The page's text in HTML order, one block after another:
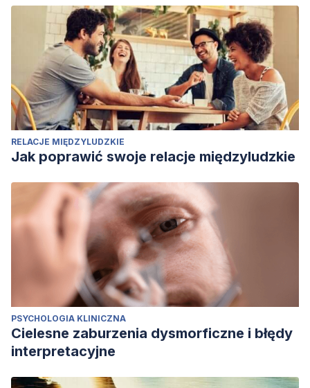
RELACJE MIĘDZYLUDZKIE
Jak poprawić swoje relacje międzyludzkie
PSYCHOLOGIA KLINICZNA
Cielesne zaburzenia dysmorficzne i błędy
interpretacyjne